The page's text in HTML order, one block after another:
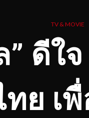
TV & MOVIE
” ดีใ
ย เ